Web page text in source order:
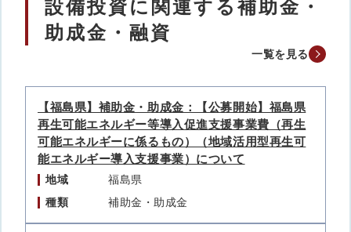
設備投資に関連する補助金・
助成金・融資
一覧を見る
【福島県】補助金・助成金：【公募開始】福島県
再生可能エネルギー等導入促進支援事業費（再生
可能エネルギーに係るもの）（地域活用型再生可
能エネルギー導入支援事業）について
地域
福島県
種類
補助金・助成金